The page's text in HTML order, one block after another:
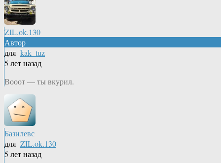
ZIL.ok.130
Автор
для kak_tuz
5 лет назад
Вооот — ты вкурил.
Базилевс
для ZIL.ok.130
5 лет назад